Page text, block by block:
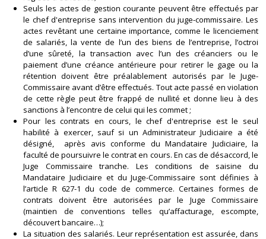
Seuls les actes de gestion courante peuvent être effectués par
le chef d'entreprise sans intervention du juge-commissaire. Les
actes revêtant une certaine importance, comme le licenciement
de salariés, la vente de l’un des biens de l’entreprise, l’octroi
d’une sûreté, la transaction avec l’un des créanciers ou le
paiement d’une créance antérieure pour retirer le gage ou la
rétention doivent être préalablement autorisés par le Juge-
Commissaire avant d’être effectués. Tout acte passé en violation
de cette règle peut être frappé de nullité et donne lieu à des
sanctions à l’encontre de celui qui les commet ;
Pour les contrats en cours, le chef d'entreprise est le seul
habilité à exercer, sauf si un Administrateur Judiciaire a été
désigné, après avis conforme du Mandataire Judiciaire, la
faculté de poursuivre le contrat en cours. En cas de désaccord, le
Juge Commissaire tranche. Les conditions de saisine du
Mandataire Judiciaire et du Juge-Commissaire sont définies à
l’article R 627-1 du code de commerce. Certaines formes de
contrats doivent être autorisées par le Juge Commissaire
(maintien de conventions telles qu’affacturage, escompte,
découvert bancaire…);
La situation des salariés. Leur représentation est assurée, dans